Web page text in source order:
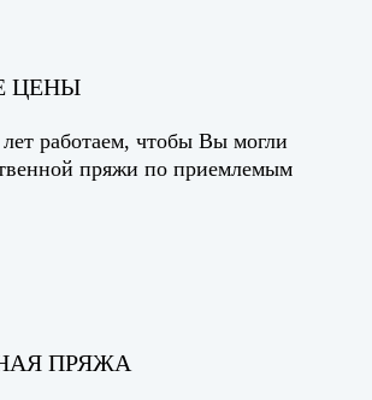
ЦЕНЫ
работаем, чтобы Вы могли
пряжи по приемлемым
ПРЯЖА